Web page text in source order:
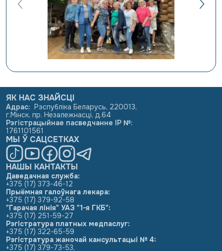
НАШЫ КАНТАКТЫ
Даведачная служба:
+375 (17) 373-46-12
Прыёмная галоўнага лекара:
+375 (17) 379-92-58
"Гарачая лінія" УАЗ "1-я ГКБ":
+375 (17) 251-59-27
Рэгістратура платных медпаслуг:
+375 (17) 322-65-59
Рэгістратура жаночай кансультацыі № 4:
+375 (17) 379-73-53,
ЯК НАС ЗНАЙСЦІ
Адрас: Рэспубліка Беларусь, 220013,
г.Мінск, пр. Незалежнасці, д.64
Рэгістрацыйнае пасведчанне ІР №:
1761101561
МЫ Ў САЦСЕТКАХ